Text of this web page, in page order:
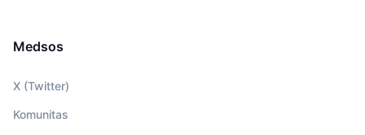
Medsos
X (Twitter)
Komunitas